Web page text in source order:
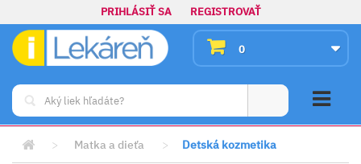
PRIHLÁSIŤ SA REGISTROVAŤ
0
> Matka a dieťa > Detská kozmetika